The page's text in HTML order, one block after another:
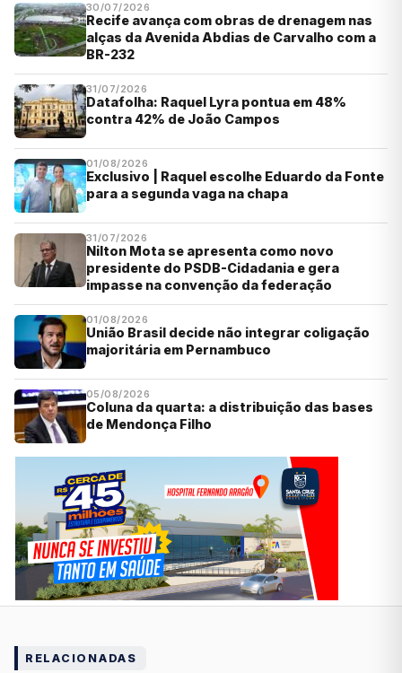
30/07/2026
Recife avança com obras de drenagem nas
alças da Avenida Abdias de Carvalho com a
BR-232
31/07/2026
Datafolha: Raquel Lyra pontua em 48%
contra 42% de João Campos
01/08/2026
Exclusivo | Raquel escolhe Eduardo da Fonte
para a segunda vaga na chapa
31/07/2026
Nilton Mota se apresenta como novo
presidente do PSDB-Cidadania e gera
impasse na convenção da federação
01/08/2026
União Brasil decide não integrar coligação
majoritária em Pernambuco
05/08/2026
Coluna da quarta: a distribuição das bases
de Mendonça Filho
RELACIONADAS